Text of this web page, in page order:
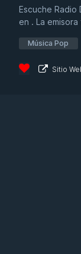
Escuche
en . La
Música Pop
Sitio